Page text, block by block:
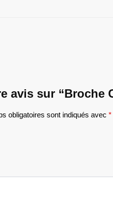
avis sur “Broche
obligatoires sont indiqués avec *